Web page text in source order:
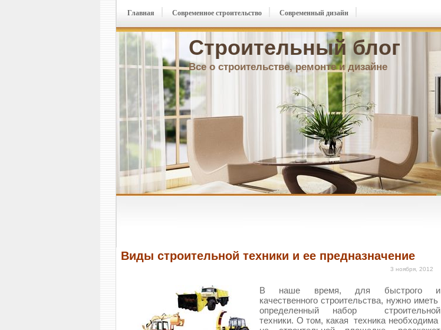
Строительный блог
Все о строительстве, ремонте и дизайне
Главная Современное строительство Современный дизайн
Виды строительной техники и ее предназначение
3 ноября, 2012
В наше время, для быстрого и
качественного строительства, нужно иметь
определенный набор строительной
техники. О том, какая техника необходима